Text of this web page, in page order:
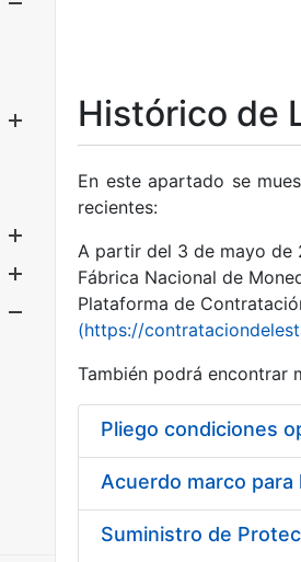
Mostrar/Ocultar
Mostrar/Ocultar
Mostrar/Ocultar
Histórico de
En este apartado se
recientes:
A partir del 3 de mayo de
Fábrica Nacional de
Plataforma de
(https://
También podrá encontrar
Pliego condiciones
Acuerdo marco